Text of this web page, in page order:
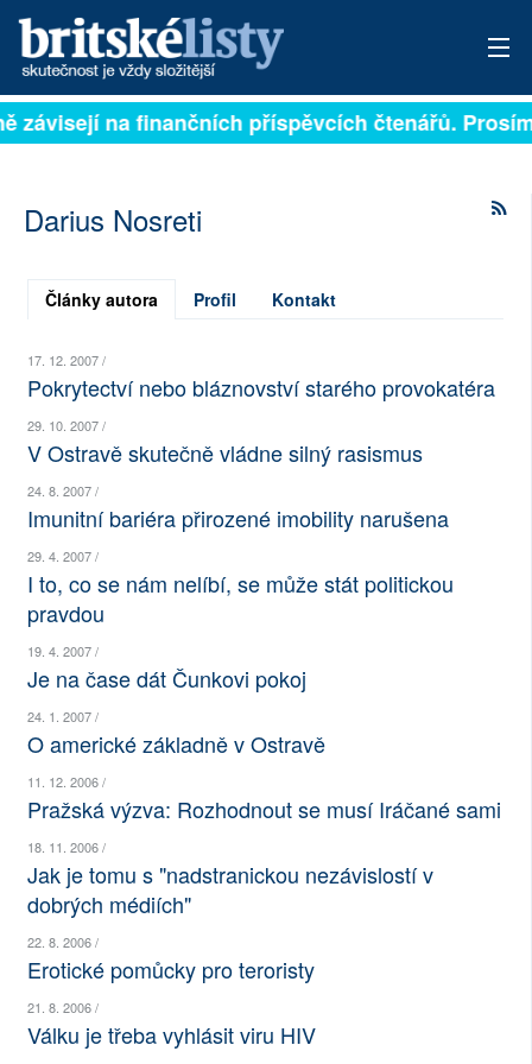
PŘIHLÁSIT
ARCHIV
ROZHOVORY
NEJČTENĚJŠÍ ZA 7 DNÍ
AUTOŘI
PŘÍSPĚVKY NA PROVOZ
SOCIÁLNÍ SÍTĚ
RUBRIKY
PLNÁ VERZE STRÁNEK
závisejí na finančních příspěvcích čtenářů.
Darius Nosreti
Články autora Profil Kontakt
17. 12. 2007 /
Pokrytectví nebo bláznovství starého provokatéra
29. 10. 2007 /
V Ostravě skutečně vládne silný rasismus
24. 8. 2007 /
Imunitní bariéra přirozené imobility narušena
29. 4. 2007 /
I to, co se nám nelíbí, se může stát politickou
pravdou
19. 4. 2007 /
Je na čase dát Čunkovi pokoj
24. 1. 2007 /
O americké základně v Ostravě
11. 12. 2006 /
Pražská výzva: Rozhodnout se musí Iráčané sami
18. 11. 2006 /
Jak je tomu s "nadstranickou nezávislostí v
dobrých médiích"
22. 8. 2006 /
Erotické pomůcky pro teroristy
21. 8. 2006 /
Válku je třeba vyhlásit viru HIV